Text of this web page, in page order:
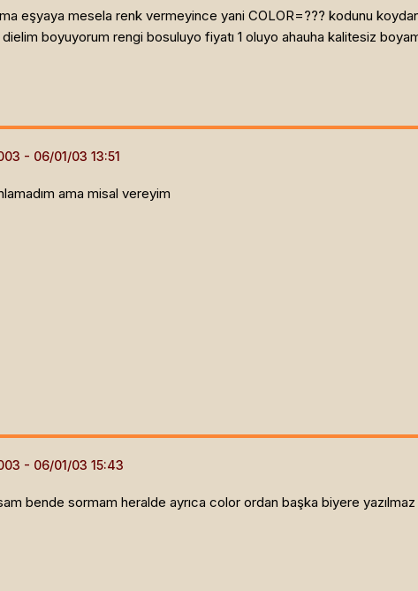
eşyaya mesela renk vermeyince yani COLOR=??? kodunu
boyuyorum rengi bosuluyo fiyatı 1 oluyo ahauha kalitesiz
ama misal vereyim
bende sormam heralde ayrıca color ordan başka biyere yazılmaz